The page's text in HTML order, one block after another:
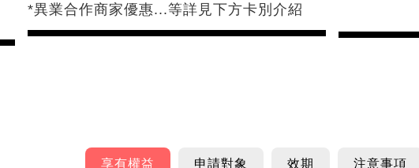
*異業合作商家優惠...等詳見下方卡別介紹
享有權益 申請對象 效期 注意事項